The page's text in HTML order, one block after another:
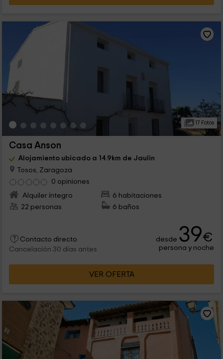
17 Fotos
Casa Anson
Alojamiento ubicado a 14.9km de Jaulin
Tosos, Zaragoza
0 opiniones
Alquiler íntegro
6 habitaciones
22 personas
6 baños
Contacto directo
Cancelación 30 días antes
desde 39€
persona y noche
VER OFERTA